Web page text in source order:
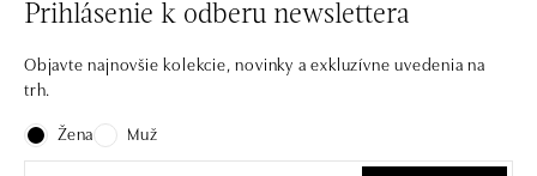
Prihlásenie k odberu newslettera
Objavte najnovšie kolekcie, novinky a exkluzívne uvedenia na
trh.
Žena
Muž